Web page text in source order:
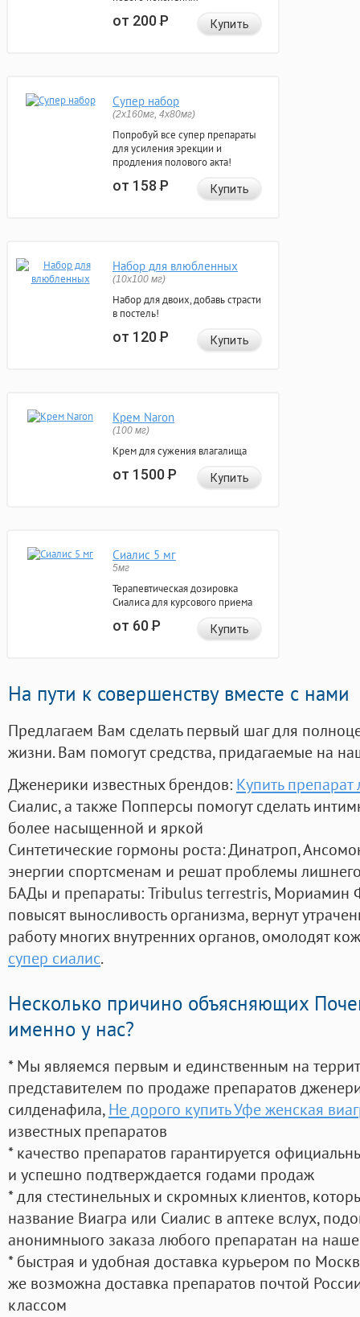
от 200Р Купить
Супер набор
(2х160мг, 4х80мг)
Попробуй все супер препараты
для усиления эрекции и
продления полового акта!
от 158Р Купить
Набор для влюбленных
(10х100 мг)
Набор для двоих, добавь страсти
в постель!
от 120Р Купить
Крем Naron
(100 мг)
Крем для сужения влагалища
от 1500Р Купить
Сиалис 5 мг
5мг
Терапевтическая дозировка
Сиалиса для курсового приема
от 60Р Купить
На пути к совершенству вместе с нами
Предлагаем Вам сделать первый шаг для
жизни. Вам помогут средства, придагаемые на
Дженерики известных брендов: Купить
Сиалис, а также Попперсы помогут сделать
более насыщенной и яркой
Синтетические гормоны роста: Динатроп,
энергии спортсменам и решат проблемы
БАДы и препараты:Tribulus terrestris, Мориамин
повысят выносливость организма, вернут
работу многих внутренних органов, омолодят
супер сиалис.
Несколько причино объясняющих
именно у нас?
* Мы являемся первым и единственным на
представителем по продаже препаратов
силденафила, Не дорого купить Уфе женская
известных препаратов
* качество препаратов гарантируется
и успешно подтверждается годами продаж
* для стестинельных и скромных клиентов,
название Виагра или Сиалис в аптеке вслух,
анонимныого заказа любого препаратан на
* быстрая и удобная доставка курьером по
же возможна доставка препаратов почтой
классом